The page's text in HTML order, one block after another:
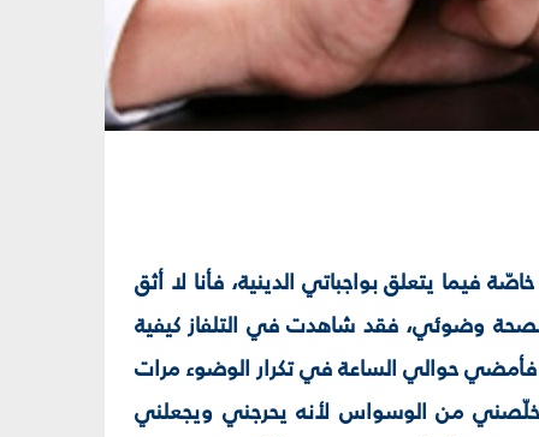
من الوسواس خاصّة فيما يتعلق بواجباتي الدينية، فأنا لا أثق
وضوئي، فقد شاهدت في التلفاز كيفية
حوالي الساعة في تكرار الوضوء مرات
من الوسواس لأنه يحرجني ويجعلني